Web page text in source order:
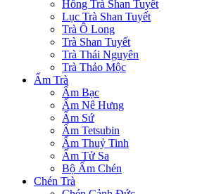
Hồng Trà Shan Tuyết
Lục Trà Shan Tuyết
Trà Ô Long
Trà Shan Tuyết
Trà Thái Nguyên
Trà Thảo Mộc
Ấm Trà
Ấm Bạc
Ấm Nê Hưng
Ấm Sứ
Ấm Tetsubin
Ấm Thuỷ Tinh
Ấm Tử Sa
Bộ Ấm Chén
Chén Trà